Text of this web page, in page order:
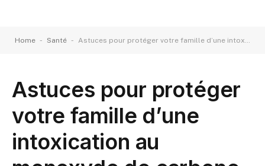
Home - Santé - Astuces pour protéger votre famille d’une intoxication au monoxyde de carbone
Astuces pour protéger
votre famille d’une
intoxication au